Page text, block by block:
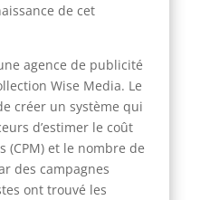
de cet
agence de publicité
Wise Media. Le
créer un système qui
d’estimer le coût
et le nombre de
des campagnes
ont trouvé les